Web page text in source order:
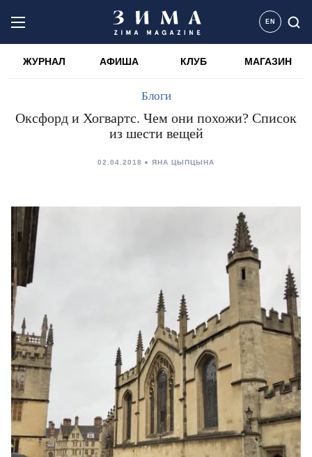
EN
ЖУРНАЛ АФИША КЛУБ МАГАЗИН
Блоги
Оксфорд и Хогвартс. Чем они похожи? Список
из шести вещей
02.04.2018 ЯНА ЦЫПЦЫНА